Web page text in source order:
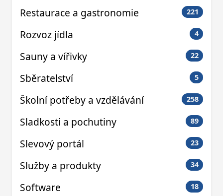
Restaurace a gastronomie 221
Rozvoz jídla 4
Sauny a vířivky 22
Sběratelství 5
Školní potřeby a vzdělávání 258
Sladkosti a pochutiny 89
Slevový portál 23
Služby a produkty 34
Software 18